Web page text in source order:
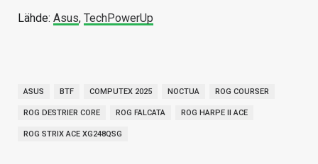
Lähde: Asus, TechPowerUp
ASUS BTF COMPUTEX 2025 NOCTUA ROG COURSER
ROG DESTRIER CORE ROG FALCATA ROG HARPE II ACE
ROG STRIX ACE XG248QSG